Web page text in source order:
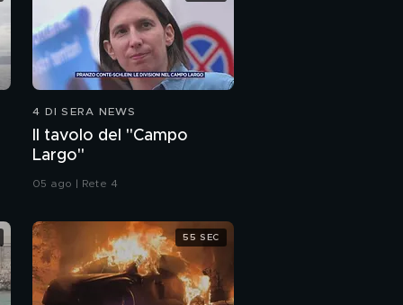
4 DI SERA NEWS
Il tavolo del "Campo
Largo"
05 ago | Rete 4
55 SEC